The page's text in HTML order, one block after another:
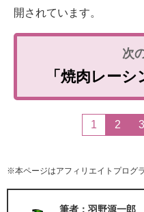
開されています。
「焼肉レー
1 2 3
※本ページはアフィリエイトプログ
筆者：羽野源一郎